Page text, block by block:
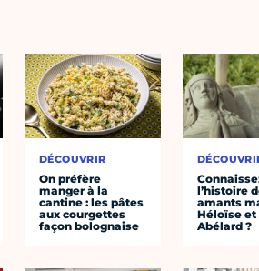
DÉCOUVRIR
On préfère
manger à la
cantine : les pâtes
aux courgettes
façon bolognaise
l’histoire
amants
Héloïse et
Abélard ?